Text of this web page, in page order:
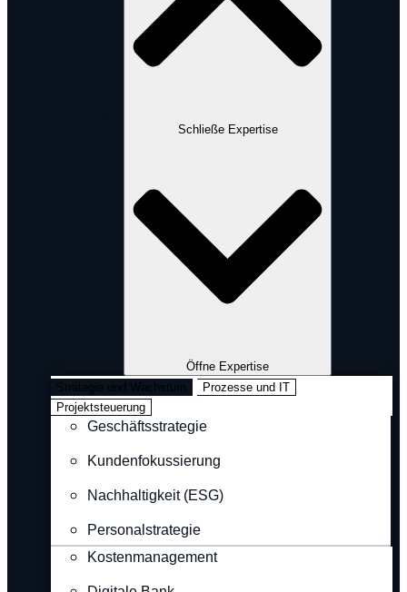
Schließe Expertise
Öffne Expertise
Strategie und Wachstum
Prozesse und IT
Projektsteuerung
Geschäftsstrategie
Kundenfokussierung
Nachhaltigkeit (ESG)
Personalstrategie
Kostenmanagement